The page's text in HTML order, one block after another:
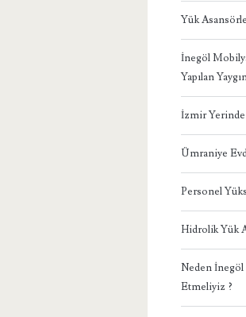
Yük
İnegöl
Yapılan
İzmir
Ümraniye
Personel
Hidrolik Yük
Neden
Etmeliyiz ?